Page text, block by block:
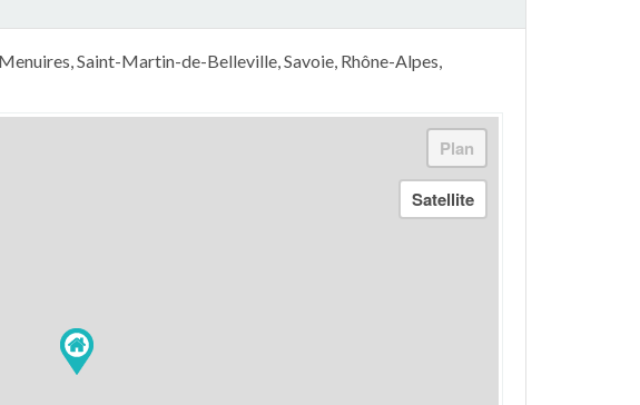
Saint-Martin-de-Belleville, Savoie, Rhône-Alpes,